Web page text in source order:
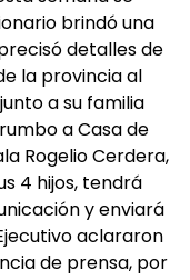
brindó una
detalles de
la provincia al
a su familia
a Casa de
Rogelio Cerdera,
4 hijos, tendrá
y enviará
aclararon
de prensa, por